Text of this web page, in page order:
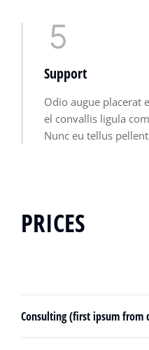
Support
Odio augue placerat
el convallis ligula
Nunc eu tellus
PRICES
Consulting (first ipsum from